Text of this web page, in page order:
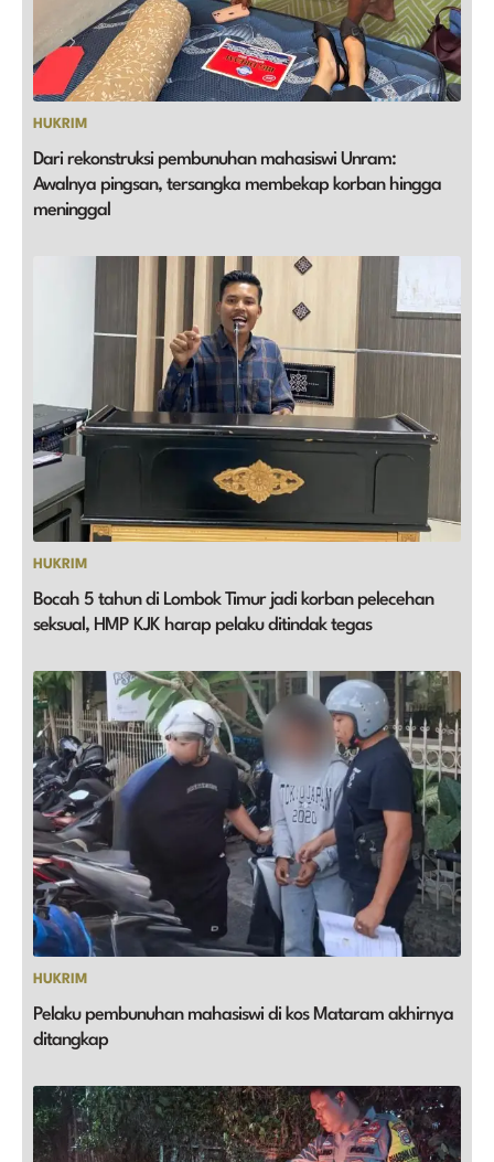
HUKRIM
Dari rekonstruksi pembunuhan mahasiswi Unram:
Awalnya pingsan, tersangka membekap korban hingga
meninggal
HUKRIM
Bocah 5 tahun di Lombok Timur jadi korban pelecehan
seksual, HMP KJK harap pelaku ditindak tegas
HUKRIM
Pelaku pembunuhan mahasiswi di kos Mataram akhirnya
ditangkap